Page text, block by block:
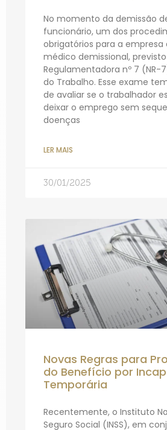
No momento da demissão
funcionário, um dos
obrigatórios para a empresa
médico demissional,
Regulamentadora nº 7 (NR-
do Trabalho. Esse exame
de avaliar se o trabalhador
deixar o emprego sem
doenças
LER MAIS
30/01/2025
Novas Regras para
do Benefício por
Temporária
Recentemente, o Instituto
Seguro Social (INSS), em